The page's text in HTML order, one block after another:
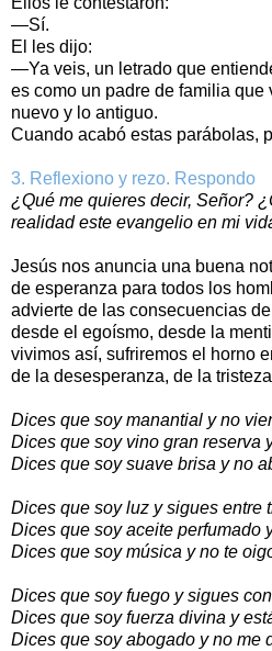
—Sí.
El les dijo:
—Ya veis, un letrado que
es como un padre de familia que
nuevo y lo antiguo.
Cuando acabó estas parábolas,
3. Reflexiono y rezo. Respondo
¿Qué me quieres decir, Señor?
realidad este evangelio en mi
Jesús nos anuncia una buena
de esperanza para todos los
advierte de las consecuencias
desde el egoísmo, desde la
vivimos así, sufriremos el horno
de la desesperanza, de la
Dices que soy manantial y no
Dices que soy vino gran reserva
Dices que soy suave brisa y no
Dices que soy luz y sigues entre
Dices que soy aceite perfumado
Dices que soy música y no te
Dices que soy fuego y sigues
Dices que soy fuerza divina y
Dices que soy abogado y no me